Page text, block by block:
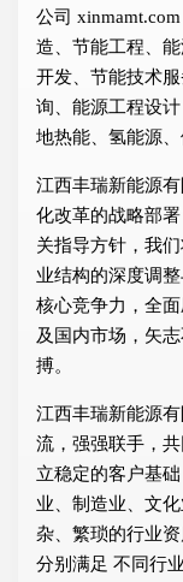
公司
造、节能工程、
开发、节能技术
询、能源工程设
地热能、氢能源
江西丰瑞新能源
化改革的战略部
关指导方针，我
业结构的深度调
核心竞争力，全
及国内市场，矢
搏。
江西丰瑞新能源
流，强强联手，
立稳定的客户基
业、制造业、文
杂、繁琐的行业
分别满足 不同行